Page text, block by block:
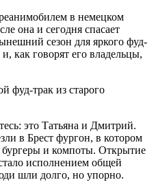
в немецком
она и сегодня спасает
сезон для яркого фуд-
как говорят его владельцы,
это Татьяна и Дмитрий.
в Брест фургон, в котором
бургеры и компоты. Открытие
исполнением общей
шли долго, но упорно.